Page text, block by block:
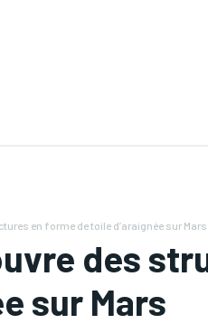
en forme de toile d’araignée sur Mars
des
sur Mars